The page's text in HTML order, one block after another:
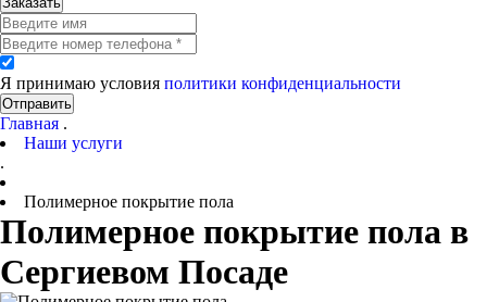
Я принимаю условия политики конфиденциальности
Отправить
Главная .
Наши услуги
.
Полимерное покрытие пола
Полимерное покрытие пола в
Сергиевом Посаде